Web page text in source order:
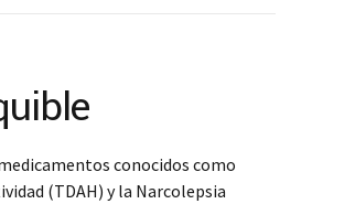
conocidos como
(TDAH) y la Narcolepsia